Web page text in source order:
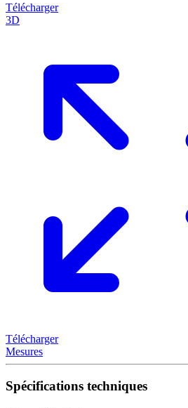
Télécharger
3D
Télécharger
Mesures
Spécifications techniques